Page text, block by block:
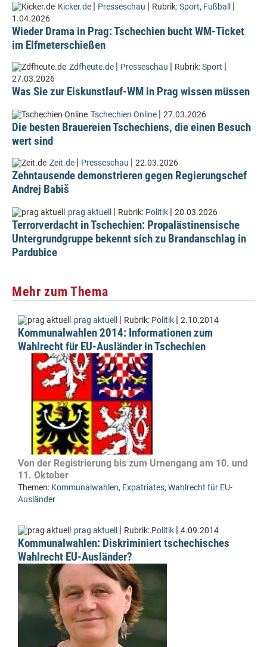
Kicker.de | Presseschau | Rubrik:Sport, Fußball |
1.04.2026
Wieder Drama in Prag: Tschechien bucht WM-Ticket
im Elfmeterschießen
Zdfheute.de | Presseschau | Rubrik:Sport |
27.03.2026
Was Sie zur Eiskunstlauf-WM in Prag wissen müssen
Tschechien Online | 27.03.2026
Die besten Brauereien Tschechiens, die einen Besuch
wert sind
Zeit.de | Presseschau | 22.03.2026
Zehntausende demonstrieren gegen Regierungschef
Andrej Babiš
prag aktuell | Rubrik: Politik | 20.03.2026
Terrorverdacht in Tschechien: Propalästinensische
Untergrundgruppe bekennt sich zu Brandanschlag in
Pardubice
Mehr zum Thema
prag aktuell | Rubrik: Politik | 2.10.2014
Kommunalwahlen 2014: Informationen zum
Wahlrecht für EU-Ausländer in Tschechien
Von der Registrierung bis zum Urnengang am 10. und
11. Oktober
Themen: Kommunalwahlen, Expatriates, Wahlrecht für EU-
Ausländer
prag aktuell | Rubrik: Politik | 4.09.2014
Kommunalwahlen: Diskriminiert tschechisches
Wahlrecht EU-Ausländer?